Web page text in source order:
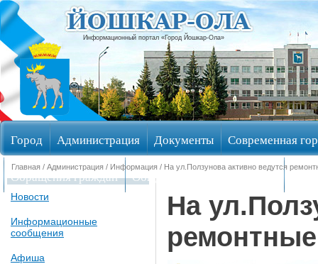
Информационный портал «Город Йошкар-Ола»
Город Администрация Документы Современная
Обращения граждан Общественные обсуждения
Главная / Администрация / Информация / На ул.Ползунова активно ведутся
Новости
Информационные
сообщения
Афиша
На